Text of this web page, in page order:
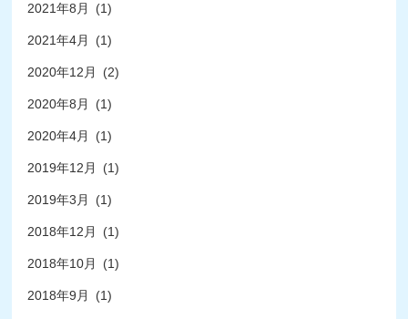
2021年8月 (1)
2021年4月 (1)
2020年12月 (2)
2020年8月 (1)
2020年4月 (1)
2019年12月 (1)
2019年3月 (1)
2018年12月 (1)
2018年10月 (1)
2018年9月 (1)